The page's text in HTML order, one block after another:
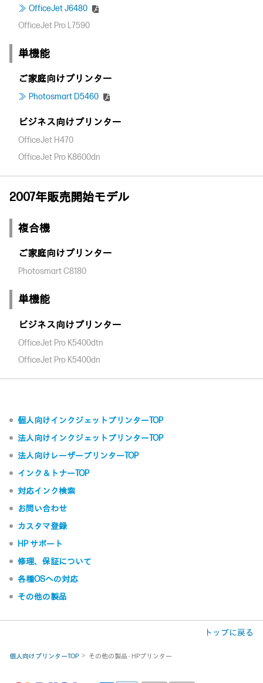
OfficeJet J6480
OfficeJet Pro L7590
単機能
ご家庭向けプリンター
Photosmart D5460
ビジネス向けプリンター
OfficeJet H470
OfficeJet Pro K8600dn
2007年販売開始モデル
複合機
ご家庭向けプリンター
Photosmart C8180
単機能
ビジネス向けプリンター
OfficeJet Pro K5400dtn
OfficeJet Pro K5400dn
個人向けインクジェットプリンターTOP
法人向けインクジェットプリンターTOP
法人向けレーザープリンターTOP
インク＆トナーTOP
対応インク検索
お問い合わせ
カスタマ登録
HP サポート
修理、保証について
各種OSへの対応
その他の製品
トップに戻る
個人向けプリンターTOP その他の製品 - HPプリンター